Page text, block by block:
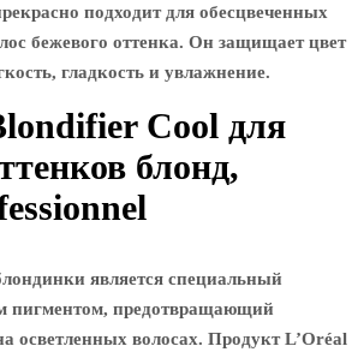
подходит для обесцвеченных
бежевого оттенка. Он защищает цвет
гладкость и увлажнение.
Cool для
блонд,
является специальный
пигментом, предотвращающий
осветленных волосах. Продукт L’Oréal